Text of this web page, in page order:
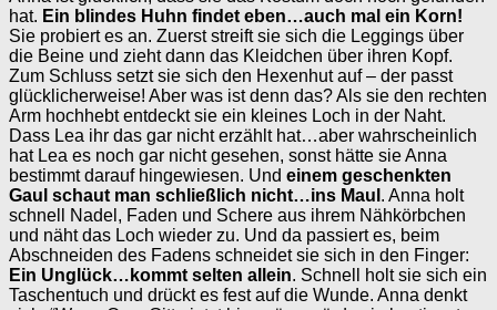
hat. Ein blindes Huhn findet eben…auch mal ein Korn!
Sie probiert es an. Zuerst streift sie sich die Leggings über
die Beine und zieht dann das Kleidchen über ihren Kopf.
Zum Schluss setzt sie sich den Hexenhut auf – der passt
glücklicherweise! Aber was ist denn das? Als sie den rechten
Arm hochhebt entdeckt sie ein kleines Loch in der Naht.
Dass Lea ihr das gar nicht erzählt hat…aber wahrscheinlich
hat Lea es noch gar nicht gesehen, sonst hätte sie Anna
bestimmt darauf hingewiesen. Und einem geschenkten
Gaul schaut man schließlich nicht…ins Maul . Anna holt
schnell Nadel, Faden und Schere aus ihrem Nähkörbchen
und näht das Loch wieder zu. Und da passiert es, beim
Abschneiden des Fadens schneidet sie sich in den Finger:
Ein Unglück…kommt selten allein. Schnell holt sie sich ein
Taschentuch und drückt es fest auf die Wunde. Anna denkt